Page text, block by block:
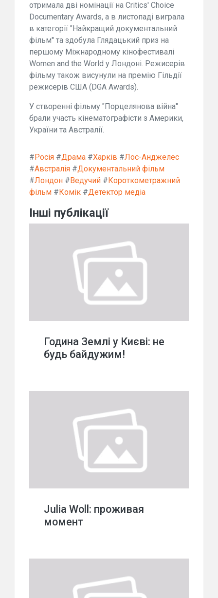
отримала дві номінації на Critics' Choice
Documentary Awards, а в листопаді виграла
в категорії "Найкращий документальний
фільм" та здобула Глядацький приз на
першому Міжнародному кінофестивалі
Women and the World у Лондоні. Режисерів
фільму також висунули на премію Гільдії
режисерів США (DGA Awards).
У створенні фільму "Порцелянова війна"
брали участь кінематографісти з Америки,
України та Австралії.
#Росія #Драма #Харків #Лос-Анджелес
#Австралія #Документальний фільм
#Лондон #Ведучий #Короткометражний
фільм #Комік #Детектор медіа
Інші публікації
Година Землі у Києві: не
будь байдужим!
Julia Woll: проживая
момент